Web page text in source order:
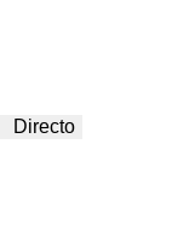
Directo